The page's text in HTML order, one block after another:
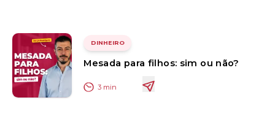
DINHEIRO
Mesada para filhos: sim ou não?
3 min